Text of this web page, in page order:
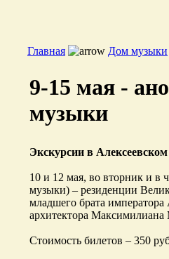
Главная Дом музыки
9-15 мая -
музыки
Экскурсии в
10 и 12 мая, во вторник и в
музыки) – резиденции
младшего брата
архитектора Максимилиана
Стоимость билетов – 350